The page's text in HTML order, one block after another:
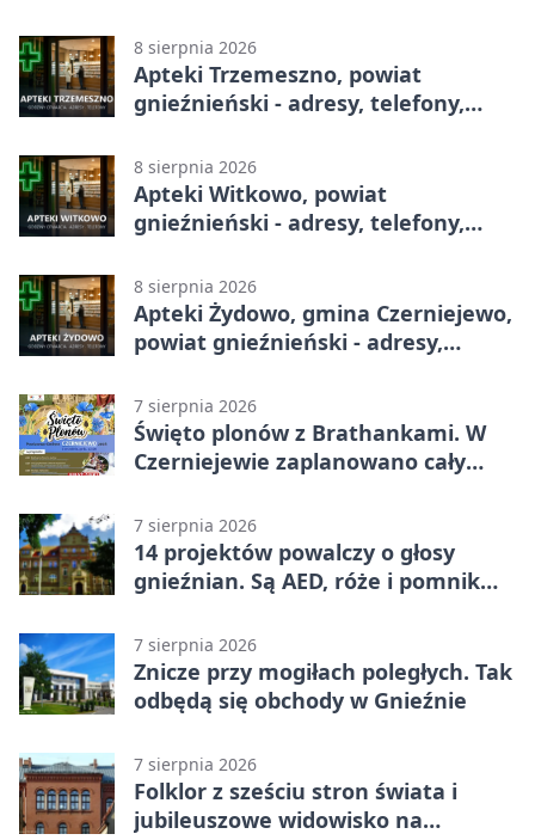
8 sierpnia 2026
Apteki Trzemeszno, powiat
gnieźnieński - adresy, telefony,
8 sierpnia 2026
Apteki Witkowo, powiat
gnieźnieński - adresy, telefony,
8 sierpnia 2026
Apteki Żydowo, gmina Czerniejewo,
powiat gnieźnieński - adresy,
7 sierpnia 2026
Święto plonów z Brathankami. W
Czerniejewie zaplanowano cały
7 sierpnia 2026
14 projektów powalczy o głosy
gnieźnian. Są AED, róże i pomnik
7 sierpnia 2026
Znicze przy mogiłach poległych. Tak
odbędą się obchody w Gnieźnie
7 sierpnia 2026
Folklor z sześciu stron świata i
jubileuszowe widowisko na